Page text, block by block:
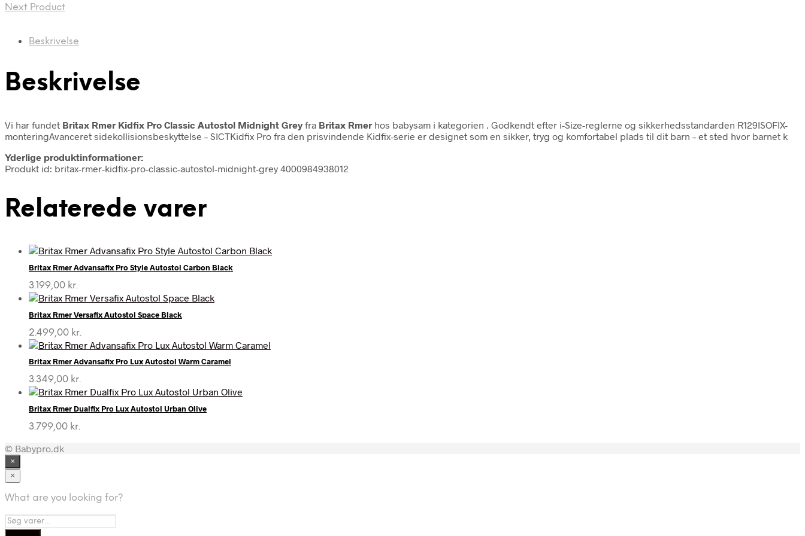
Next Product
Beskrivelse
Beskrivelse
Vi har fundet Britax Rmer Kidfix Pro Classic Autostol Midnight Greyfra Britax Rmer hos babysam i kategorien
. Godkendt efter i-Size-reglerne og sikkerhedsstandarden R129ISOFIX-
monteringAvanceret sidekollisionsbeskyttelse – SICTKidfix Pro fra den prisvindende Kidfix-serie er designet som en sikker, tryg og komfortabel plads til dit barn – et sted hvor barnet k
Yderlige produktinformationer:
Produkt id: britax-rmer-kidfix-pro-classic-autostol-midnight-grey 4000984938012
Relaterede varer
Britax Rmer Advansafix Pro Style Autostol Carbon Black
3.199,00 kr.
Britax Rmer Versafix Autostol Space Black
2.499,00 kr.
Britax Rmer Advansafix Pro Lux Autostol Warm Caramel
3.349,00 kr.
Britax Rmer Dualfix Pro Lux Autostol Urban Olive
3.799,00 kr.
© Babypro.dk
×
×
What are you looking for?